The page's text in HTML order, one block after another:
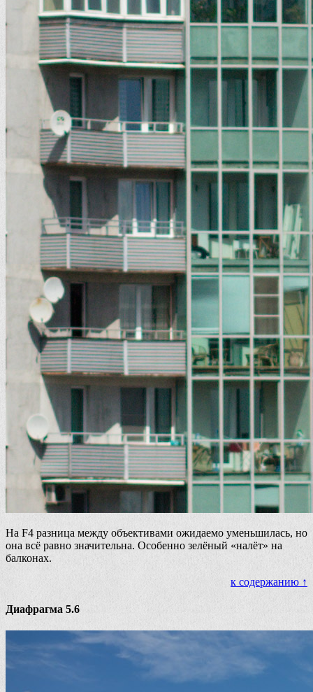
На F4 разница между объективами ожидаемо уменьшилась, но
она всё равно значительна. Особенно зелёный «налёт» на
балконах.
к содержанию ↑
Диафрагма 5.6